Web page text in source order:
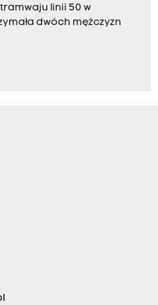
linii 50 w
dwóch mężczyzn